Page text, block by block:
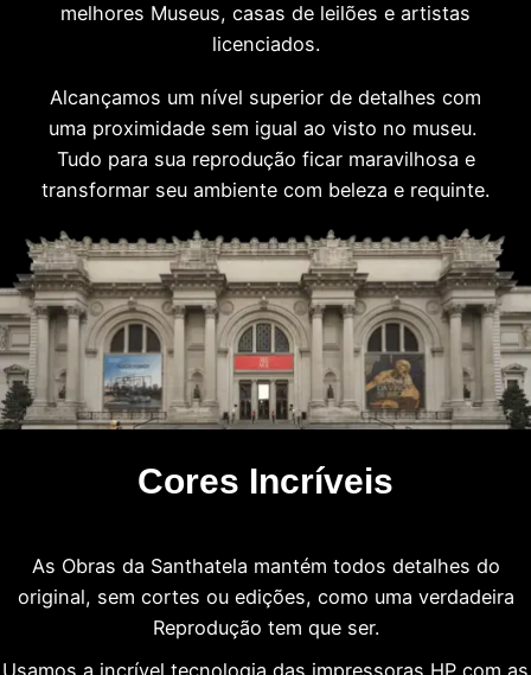
melhores Museus, casas de leilões e artistas
licenciados.
Alcançamos um nível superior de detalhes com
uma proximidade sem igual ao visto no museu.
Tudo para sua reprodução ficar maravilhosa e
transformar seu ambiente com beleza e requinte.
Cores Incríveis
As Obras da Santhatela mantém todos detalhes do
original, sem cortes ou edições, como uma verdadeira
Reprodução tem que ser.